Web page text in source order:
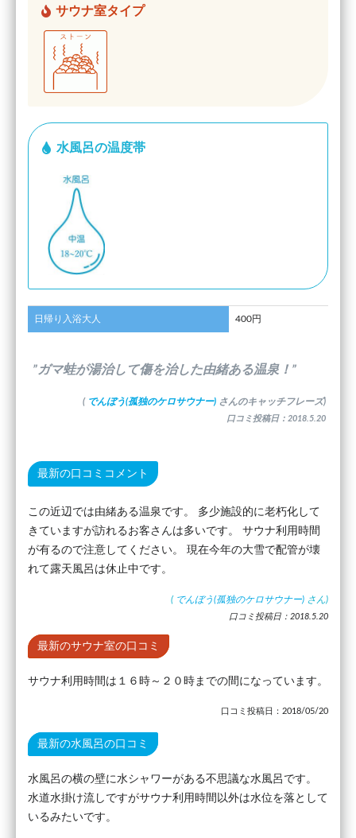
サウナ室タイプ
水風呂の温度帯
日帰り入浴大人 400円
”ガマ蛙が湯治して傷を治した由緒ある温泉！”
( でんぼう(孤独のケロサウナー) さんのキャッチフレーズ)
口コミ投稿日：2018.5.20
最新の口コミコメント
この近辺では由緒ある温泉です。 多少施設的に老朽化して
きていますが訪れるお客さんは多いです。 サウナ利用時間
が有るので注意してください。 現在今年の大雪で配管が壊
れて露天風呂は休止中です。
( でんぼう(孤独のケロサウナー) さん)
口コミ投稿日：2018.5.20
最新のサウナ室の口コミ
サウナ利用時間は１６時～２０時までの間になっています。
口コミ投稿日：2018/05/20
最新の水風呂の口コミ
水風呂の横の壁に水シャワーがある不思議な水風呂です。
水道水掛け流しですがサウナ利用時間以外は水位を落として
いるみたいです。